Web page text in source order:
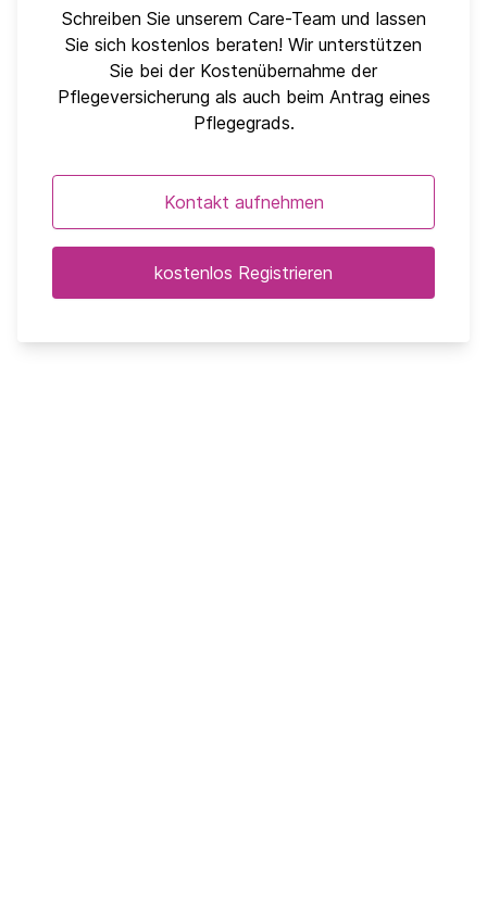
Schreiben Sie unserem Care-Team und lassen
Sie sich kostenlos beraten! Wir unterstützen
Sie bei der Kostenübernahme der
Pflegeversicherung als auch beim Antrag eines
Pflegegrads.
Kontakt aufnehmen
kostenlos Registrieren